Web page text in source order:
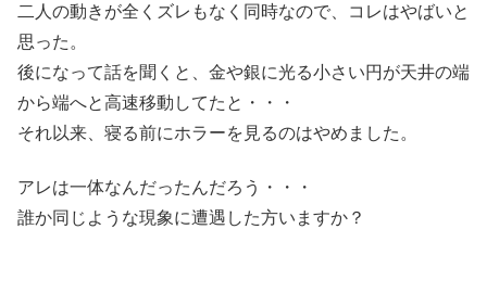
二人の動きが全くズレもなく同時なので、コレはやばいと
思った。
後になって話を聞くと、金や銀に光る小さい円が天井の端
から端へと高速移動してたと・・・
それ以来、寝る前にホラーを見るのはやめました。
アレは一体なんだったんだろう・・・
誰か同じような現象に遭遇した方いますか？